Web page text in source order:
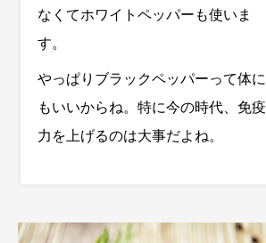
なくてホワイトペッパーも使いま
す。
やっぱりブラックペッパーって体に
もいいからね。特に今の時代、免疫
力を上げるのは大事だよね。